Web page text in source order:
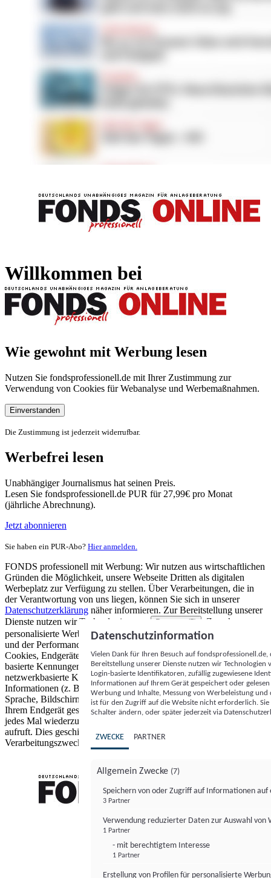
Willkommen bei
Wie gewohnt mit Werbung lesen
Nutzen Sie fondsprofessionell.de mit Ihrer Zustimmung zur
Verwendung von Cookies für Webanalyse und Werbemaßnahmen.
Einverstanden
Die Zustimmung ist jederzeit widerrufbar.
Werbefrei lesen
Unabhängiger Journalismus hat seinen Preis.
Lesen Sie fondsprofessionell.de PUR für 27,99€ pro Monat
(jährliche Abrechnung).
Jetzt abonnieren
Sie haben ein PUR-Abo? Hier anmelden.
FONDS professionell mit Werbung: Wir nutzen aus wirtschaftlichen
Gründen die Möglichkeit, unsere Webseite Dritten als digitalen
Werbeplatz zur Verfügung zu stellen. Über Verarbeitungen, die in
der Verantwortung von uns liegen, können Sie sich in unserer
Datenschutzerklärung näher informieren. Zur Bereitstellung unserer
Dienste nutzen wir Technologien von
Partnern (5)
. Zwecke:
personalisierte Werbung und Inhalte, Messung von Werbeleistung
und der Performance von Inhalten sowie Zielgruppenforschung.
Cookies, Endgeräte- oder ähnliche Online-Kennungen (z. B. login-
basierte Kennungen, zufällig generierte Kennungen,
netzwerkbasierte Kennungen) können zusammen mit anderen
Informationen (z. B. Browsertyp und Browserinformationen,
Sprache, Bildschirmgröße, unterstützte Technologien usw.) auf
Ihrem Endgerät gespeichert oder von dort ausgelesen werden, um es
jedes Mal wiederzuerkennen, wenn es eine App oder einer Webseite
aufruft. Dies geschieht für einen oder mehrere der hier aufgeführten
Verarbeitungszwecke.
Datenschutzinformation
Vielen Dank für Ihren Besuch auf
Bereitstellung unserer Dienste nutzen wir Technologien
Login-basierte Identifikatoren, zufällig zugewiesene
Informationen auf Ihrem Gerät gespeichert oder
Werbung und Inhalte, Messung von Werbeleistung
ist für den Zugriff auf die Website nicht erforderlich.
Schalter ändern, oder später jederzeit via
ZWECKE PARTNER
Allgemein Zwecke (7)
Speichern von oder Zugriff auf Informationen auf
3 Partner
Verwendung reduzierter Daten zur Auswahl von
1 Partner
- mit berechtigtem Interesse
1 Partner
Erstellung von Profilen für personalisierte
FONDS professionell